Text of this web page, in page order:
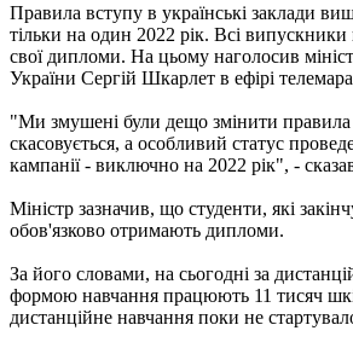
Правила вступу в українські заклади
тільки на один 2022 рік. Всі
свої дипломи. На цьому наголосив
України Сергій Шкарлет в ефірі
"Ми змушені були дещо змінити
скасовується, а особливий статус
кампанії - виключно на 2022 рік", -
Міністр зазначив, що студенти, які
обов'язково отримають дипломи.
За його словами, на сьогодні за
формою навчання працюють 11 тисяч
дистанційне навчання поки не